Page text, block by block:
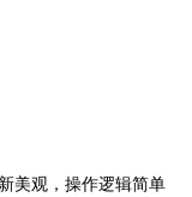
美观，操作逻辑简单